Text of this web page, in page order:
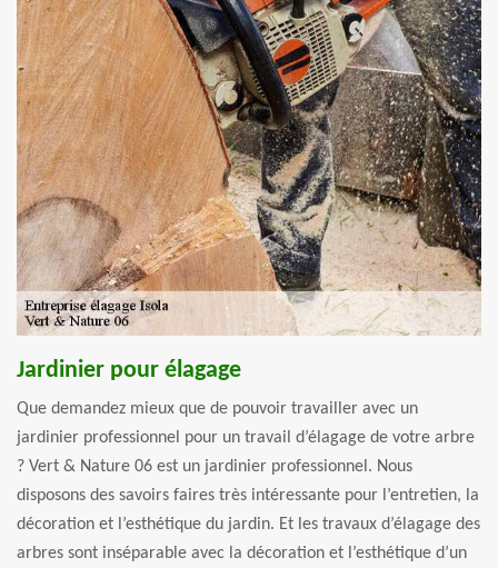
Jardinier pour élagage
Que demandez mieux que de pouvoir travailler avec un
jardinier professionnel pour un travail d’élagage de votre arbre
? Vert & Nature 06 est un jardinier professionnel. Nous
disposons des savoirs faires très intéressante pour l’entretien, la
décoration et l’esthétique du jardin. Et les travaux d’élagage des
arbres sont inséparable avec la décoration et l’esthétique d’un